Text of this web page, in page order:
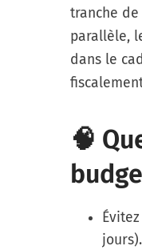
tranche de
parallèle,
dans le
🧠
jours).